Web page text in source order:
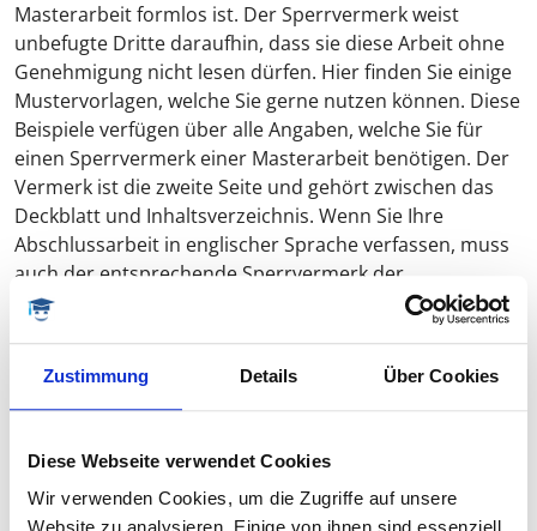
Zustimmung Details Über Cookies
Diese Webseite verwendet Cookies
Wir verwenden Cookies, um die Zugriffe auf unsere
Masterarbeit formlos ist. Der Sperrvermerk weist
unbefugte Dritte daraufhin, dass sie diese Arbeit ohne
Genehmigung nicht lesen dürfen. Hier finden Sie einige
Mustervorlagen, welche Sie gerne nutzen können. Diese
Beispiele verfügen über alle Angaben, welche Sie für
einen Sperrvermerk einer Masterarbeit benötigen. Der
Vermerk ist die zweite Seite und gehört zwischen das
Deckblatt und Inhaltsverzeichnis. Wenn Sie Ihre
Abschlussarbeit in englischer Sprache verfassen, muss
auch der entsprechende Sperrvermerk der
Masterarbeit auf Englisch sein. Nennen Sie in diesem
Fall Ihr Werk auch Master Thesis.
Sperrvermerk Vorlage 1
Einfacher aber umfassender Sperrvermerk